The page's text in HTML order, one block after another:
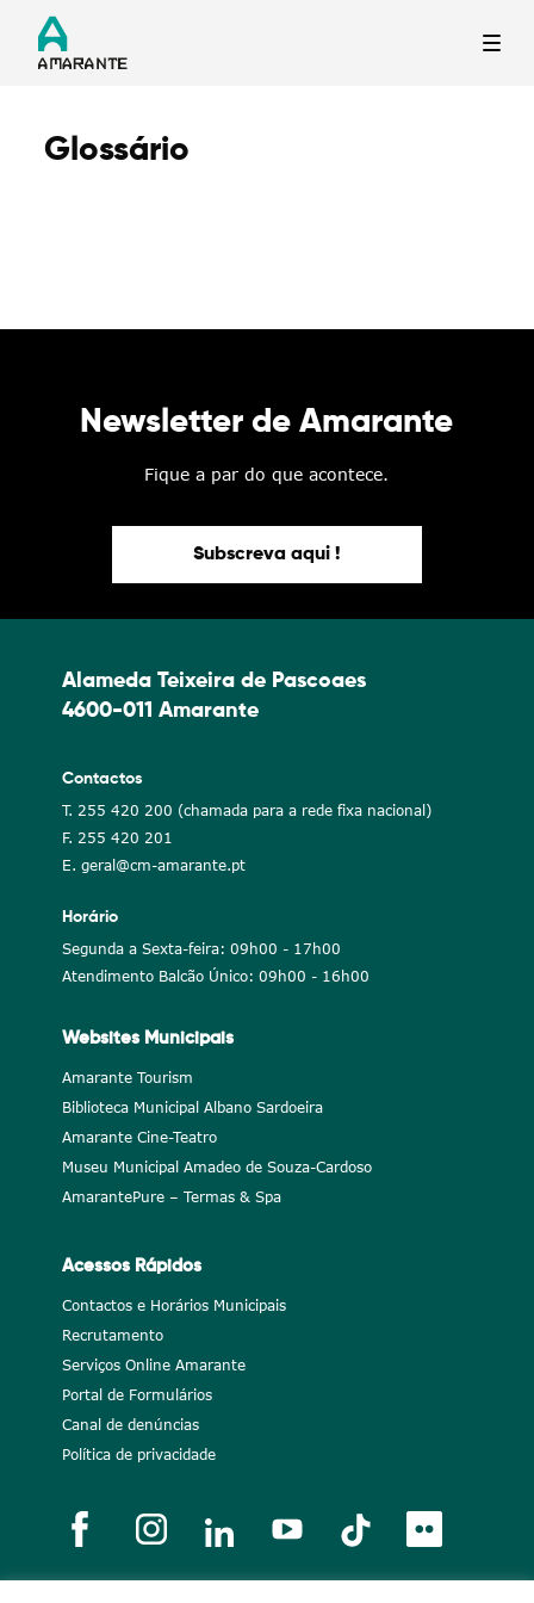
Categorias gerais
Glossário
Newsletter de Amarante
Fique a par do que acontece.
Subscreva aqui !
Alameda Teixeira de Pascoaes
4600-011 Amarante
Contactos
T. 255 420 200 (chamada para a rede fixa nacional)
F. 255 420 201
E. geral@cm-amarante.pt
Horário
Segunda a Sexta-feira: 09h00 - 17h00
Atendimento Balcão Único: 09h00 - 16h00
Websites Municipais
Amarante Tourism
Biblioteca Municipal Albano Sardoeira
Amarante Cine-Teatro
Museu Municipal Amadeo de Souza-Cardoso
AmarantePure – Termas & Spa
Acessos Rápidos
Contactos e Horários Municipais
Recrutamento
Serviços Online Amarante
Portal de Formulários
Canal de denúncias
Política de privacidade